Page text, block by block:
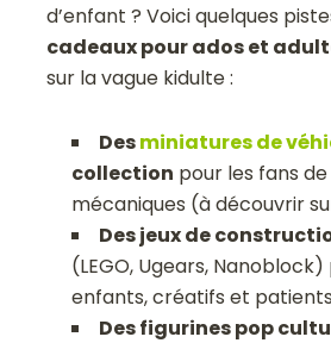
d’enfant ? Voici quelques
cadeaux pour ados et
sur la vague kidulte :
Desminiatures de
collection pour les fans
mécaniques (à découvrir
Des jeux de
(LEGO, Ugears,
enfants, créatifs et patients
Des figurines pop